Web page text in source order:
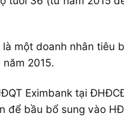
một doanh nhân tiêu
2015.
Eximbank tại
bầu bổ sung vào